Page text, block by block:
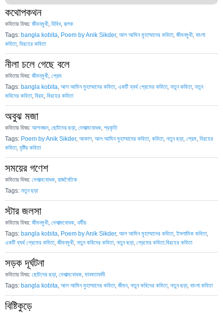
কথোপকথন
কবিতার বিষয়: জীবনমুখী, বিবিধ,রূপক
Tags: bangla kobita Poem by Anik Sikder, আল আমিন মুহাম্মাদের কবিতা, জীবনমুখী বাংলা
কবিতা, বিরহের কবিতা
নীলা চলে গেছে বলে
কবিতার বিষয়: জীবনমুখী, প্রেম
Tags: bangla kobita আল আমিন মুহাম্মাদের কবিতা, একটি ব্যর্থ প্রেমের কবিতা, নতুন কবিতা, নতুন
কবিদের কবিতা, বিরহ বিরহের কবিতা
অবুঝ মজা
কবিতার বিষয়: আপনজন, ছোটদের ছড়া, দেশাত্মবোধক, প্রকৃতি
Tags: Poem by Anik Sikder, আকাশ, আল আমিন মুহাম্মাদের কবিতা, কবিতা, নতুন ছড়া, প্রেম বিরহের
কবিতা, বৃষ্টির কবিতা
সময়ের গণেশ
কবিতার বিষয়: দেশাত্মবোধক, রাজনৈতিক
Tags: নতুন ছড়া
স্টার জলসা
কবিতার বিষয়: জীবনমুখী, দেশাত্মবোধক, ধর্মীয়
Tags: bangla kobita Poem by Anik Sikder, আল আমিন মুহাম্মাদের কবিতা, ইসলামিক কবিতা,
একটি ব্যর্থ প্রেমের কবিতা, জীবনমুখী নতুন কবিদের কবিতা, নতুন ছড়া, প্রেমের কবিতা.বিরহের কবিতা
সড়ক দূর্ঘটনা
কবিতার বিষয়: ছোটদের ছড়া, দেশাত্মবোধক, মানবতাবাদী
Tags: bangla kobita আল আমিন মুহাম্মাদের কবিতা, জীবন, নতুন কবিদের কবিতা, নতুন ছড়া, বাংলা কবিতা
বিষ্টিকুড়ে